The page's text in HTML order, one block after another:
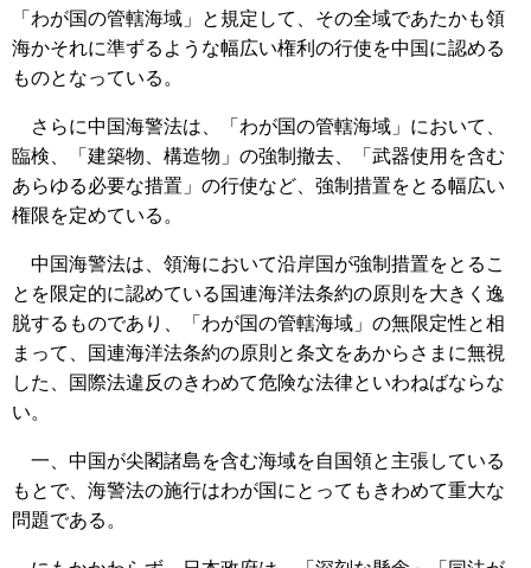
「わが国の管轄海域」と規定して、その全域であたかも領
海かそれに準ずるような幅広い権利の行使を中国に認める
ものとなっている。
さらに中国海警法は、「わが国の管轄海域」において、
臨検、「建築物、構造物」の強制撤去、「武器使用を含む
あらゆる必要な措置」の行使など、強制措置をとる幅広い
権限を定めている。
中国海警法は、領海において沿岸国が強制措置をとるこ
とを限定的に認めている国連海洋法条約の原則を大きく逸
脱するものであり、「わが国の管轄海域」の無限定性と相
まって、国連海洋法条約の原則と条文をあからさまに無視
した、国際法違反のきわめて危険な法律といわねばならな
い。
一、中国が尖閣諸島を含む海域を自国領と主張している
もとで、海警法の施行はわが国にとってもきわめて重大な
問題である。